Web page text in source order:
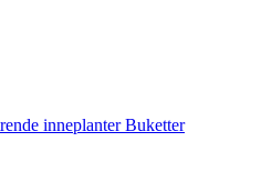
inneplanterBuketter